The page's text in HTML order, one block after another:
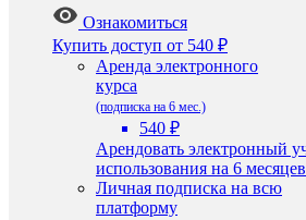
Ознакомиться
Купить доступ от 540 ₽
Аренда электронного
курса
(подписка на 6 мес.)
540 ₽
Арендовать электронный
использования на 6
Личная подписка на всю
платформу